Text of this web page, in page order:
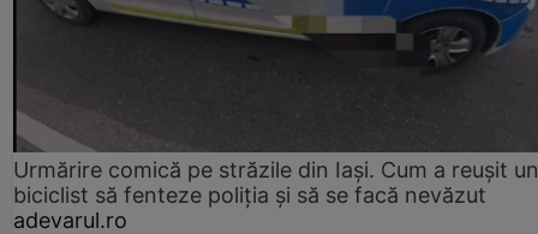
Urmărire comică pe străzile din Iași. Cum a reușit un
biciclist să fenteze poliția și să se facă nevăzut
adevarul.ro